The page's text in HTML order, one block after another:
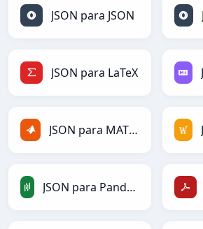
JSON para JSON
JSON para LaTeX
JSON para MATLAB
JSON para PandasDataFrame